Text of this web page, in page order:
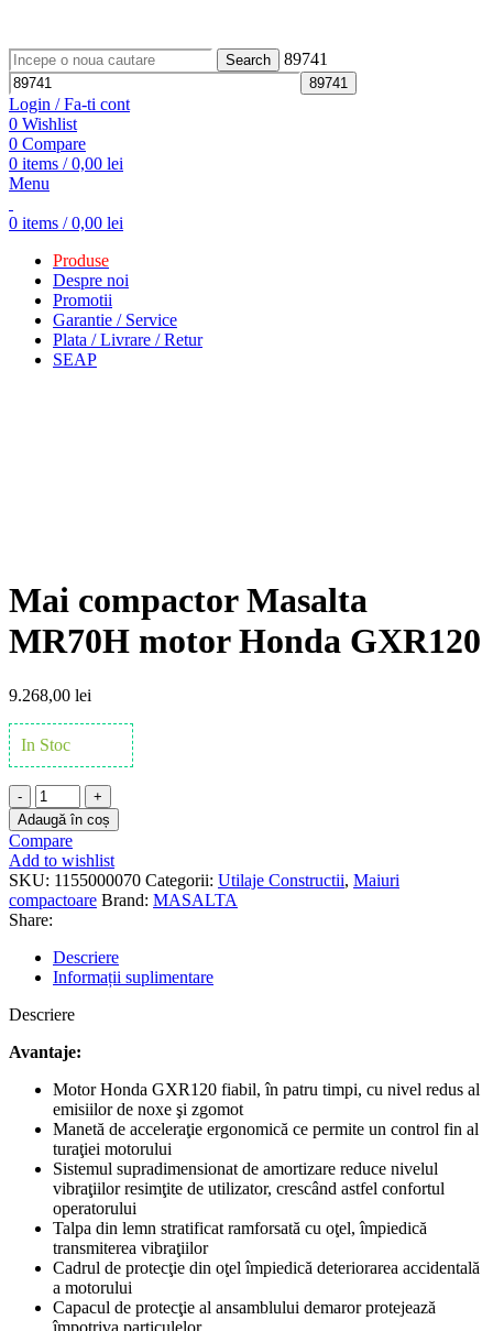
Search 89741
Login / Fa-ti cont
0 Wishlist
0 Compare
0 items / 0,00 lei
Menu
0 items / 0,00 lei
Produse
Despre noi
Promotii
Garantie / Service
Plata / Livrare / Retur
SEAP
Mai compactor Masalta
MR70H motor Honda GXR120
9.268,00 lei
In Stoc
Cantitate
Mai
compactor
Masalta
MR70H
motor
Honda
GXR120
Adaugă în coș
Compare
Add to wishlist
SKU: 1155000070 Categorii: Utilaje Constructii, Maiuri
compactoare Brand: MASALTA
Share:
Descriere
Informații suplimentare
Descriere
Avantaje:
Motor Honda GXR120 fiabil, în patru timpi, cu nivel redus al
emisiilor de noxe şi zgomot
Manetă de acceleraţie ergonomică ce permite un control fin al
turaţiei motorului
Sistemul supradimensionat de amortizare reduce nivelul
vibraţiilor resimţite de utilizator, crescând astfel confortul
operatorului
Talpa din lemn stratificat ramforsată cu oţel, împiedică
transmiterea vibraţiilor
Cadrul de protecţie din oţel împiedică deteriorarea accidentală
a motorului
Capacul de protecţie al ansamblului demaror protejează
împotriva particulelor